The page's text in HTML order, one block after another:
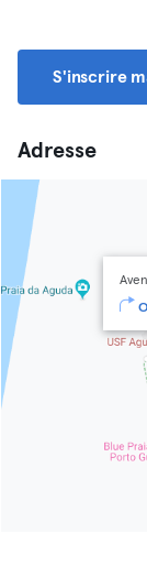
S'inscrire
Adresse